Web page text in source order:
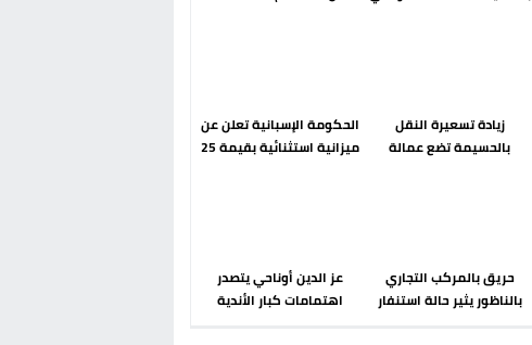
زيادة تسعيرة النقل
بالحسيمة تضع عمالة
الحكومة الإسبانية تعلن عن
ميزانية استثنائية بقيمة 25
حريق بالمركب التجاري
بالناظور يثير حالة استنفار
عز الدين أوناحي يتصدر
اهتمامات كبار الأندية